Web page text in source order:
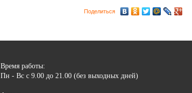
Поделиться
Время работы:
Пн - Вс с 9.00 до 21.00 (без выходных дней)